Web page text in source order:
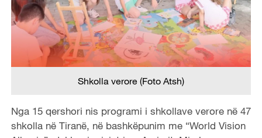
Shkolla verore (Foto Atsh)
Nga 15 qershori nis programi i shkollave verore në 47
shkolla në Tiranë, në bashkëpunim me “World Vision